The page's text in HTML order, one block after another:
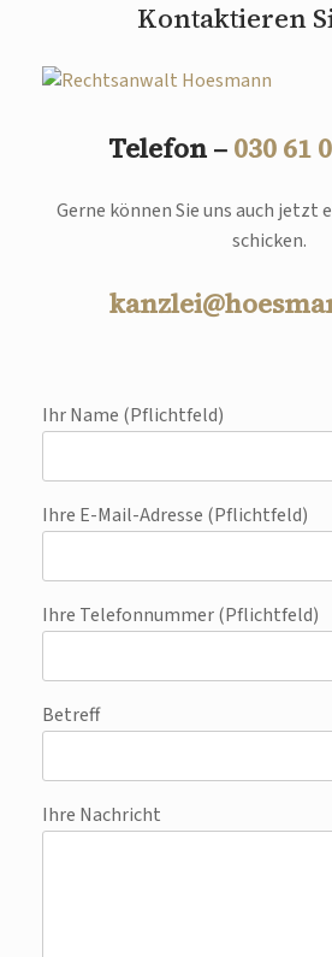
Kontaktieren
Telefon – 030 61
Gerne können Sie uns auch jetzt
schicken.
Ihr Name (Pflichtfeld)
Ihre E-Mail-Adresse (Pflichtfeld)
Ihre Telefonnummer (Pflichtfeld)
Betreff
Ihre Nachricht